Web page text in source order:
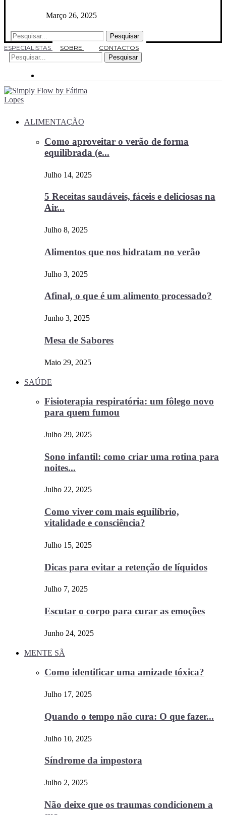
Março 26, 2025
Pesquisar
ESPECIALISTAS
SOBRE
CONTACTOS
Pesquisar
ALIMENTAÇÃO
Como aproveitar o verão de forma
equilibrada (e...
Julho 14, 2025
5 Receitas saudáveis, fáceis e deliciosas na
Air...
Julho 8, 2025
Alimentos que nos hidratam no verão
Julho 3, 2025
Afinal, o que é um alimento processado?
Junho 3, 2025
Mesa de Sabores
Maio 29, 2025
SAÚDE
Fisioterapia respiratória: um fôlego novo
para quem fumou
Julho 29, 2025
Sono infantil: como criar uma rotina para
noites...
Julho 22, 2025
Como viver com mais equilíbrio,
vitalidade e consciência?
Julho 15, 2025
Dicas para evitar a retenção de líquidos
Julho 7, 2025
Escutar o corpo para curar as emoções
Junho 24, 2025
MENTE SÃ
Como identificar uma amizade tóxica?
Julho 17, 2025
Quando o tempo não cura: O que fazer...
Julho 10, 2025
Síndrome da impostora
Julho 2, 2025
Não deixe que os traumas condicionem a